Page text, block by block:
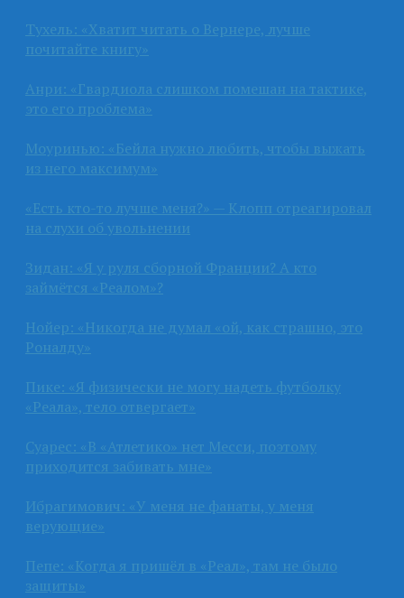
Тухель: «Хватит читать о Вернере, лучше
почитайте книгу»
Анри: «Гвардиола слишком помешан на тактике,
это его проблема»
Моуринью: «Бейла нужно любить, чтобы выжать
из него максимум»
«Есть кто-то лучше меня?» — Клопп отреагировал
на слухи об увольнении
Зидан: «Я у руля сборной Франции? А кто
займётся «Реалом»?
Нойер: «Никогда не думал «ой, как страшно, это
Роналду»
Пике: «Я физически не могу надеть футболку
«Реала», тело отвергает»
Суарес: «В «Атлетико» нет Месси, поэтому
приходится забивать мне»
Ибрагимович: «У меня не фанаты, у меня
верующие»
Пепе: «Когда я пришёл в «Реал», там не было
защиты»